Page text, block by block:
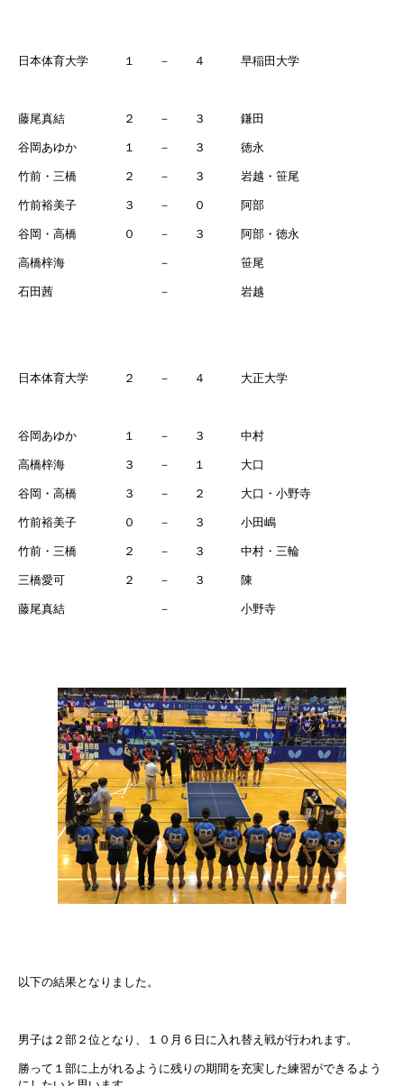
日本体育大学 １ － ４ 早稲田大学
藤尾真結 ２ － ３ 鎌田
谷岡あゆか １ － ３ 徳永
竹前・三橋 ２ － ３ 岩越・笹尾
竹前裕美子 ３ － ０ 阿部
谷岡・高橋 ０ － ３ 阿部・徳永
高橋梓海 － 笹尾
石田茜 － 岩越
日本体育大学 ２ － ４ 大正大学
谷岡あゆか １ － ３ 中村
高橋梓海 ３ － １ 大口
谷岡・高橋 ３ － ２ 大口・小野寺
竹前裕美子 ０ － ３ 小田嶋
竹前・三橋 ２ － ３ 中村・三輪
三橋愛可 ２ － ３ 陳
藤尾真結 － 小野寺
以下の結果となりました。
男子は２部２位となり、１０月６日に入れ替え戦が行われます。
勝って１部に上がれるように残りの期間を充実した練習ができるよう